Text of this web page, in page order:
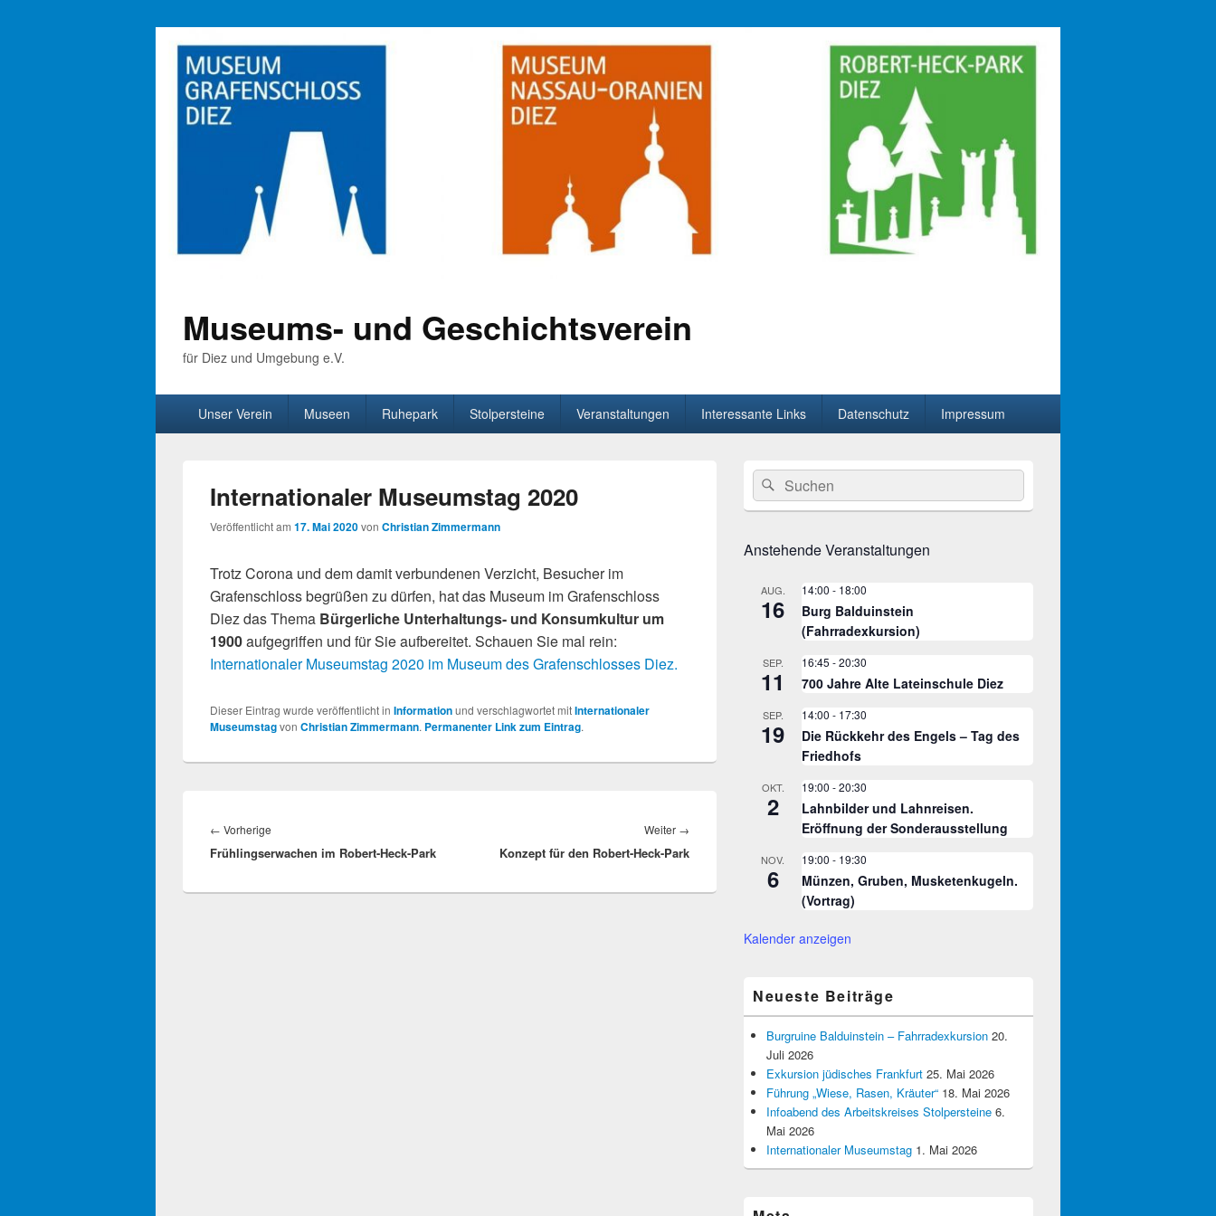
Museums- und Geschichtsverein
für Diez und Umgebung e.V.
Unser Verein Museen Ruhepark Stolpersteine Veranstaltungen Interessante Links Datenschutz Impressum
Internationaler Museumstag 2020
Veröffentlicht am 17. Mai 2020von Christian Zimmermann
Trotz Corona und dem damit verbundenen Verzicht, Besucher im
Grafenschloss begrüßen zu dürfen, hat das Museum im Grafenschloss
Diez das Thema Bürgerliche Unterhaltungs- und Konsumkultur um
1900aufgegriffen und für Sie aufbereitet. Schauen Sie mal rein:
Internationaler Museumstag 2020 im Museum des Grafenschlosses Diez.
Dieser Eintrag wurde veröffentlicht in Informationund verschlagwortet mitInternationaler
Museumstagvon Christian Zimmermann. Permanenter Link zum Eintrag.
← Vorherige
Beitrag:
Frühlingserwachen im Robert-Heck-Park
Weiter →
Beitrag:
Konzept für den Robert-Heck-Park
Primärer
Seitenleisten
Widget-
Bereich
Suche
nach:
Suchen
Anstehende Veranstaltungen
AUG.
16
14:00 - 18:00
Burg Balduinstein
(Fahrradexkursion)
SEP.
11
16:45 -20:30
700 Jahre Alte Lateinschule Diez
SEP.
19
14:00 - 17:30
Die Rückkehr des Engels – Tag des
Friedhofs
OKT.
2
19:00 -20:30
Lahnbilder und Lahnreisen.
Eröffnung der Sonderausstellung
NOV.
6
19:00 - 19:30
Münzen, Gruben, Musketenkugeln.
(Vortrag)
Kalender anzeigen
Neueste Beiträge
Burgruine Balduinstein – Fahrradexkursion 20.
Juli 2026
Exkursion jüdisches Frankfurt 25. Mai 2026
Führung „Wiese, Rasen, Kräuter“ 18. Mai 2026
Infoabend des Arbeitskreises Stolpersteine 6.
Mai 2026
Internationaler Museumstag 1. Mai 2026